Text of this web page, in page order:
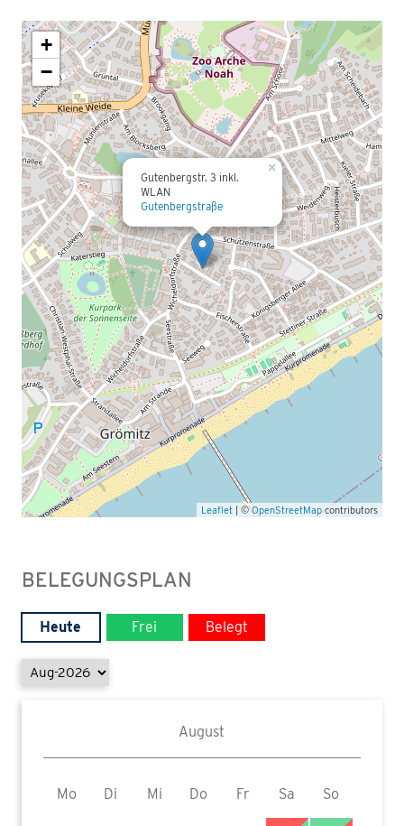
Gutenbergstr. 3 inkl.
WLAN
Gutenbergstraße
×
+
−
Leaflet | ©OpenStreetMap contributors
BELEGUNGSPLAN
Heute Frei Belegt
August
Mo Di Mi Do Fr Sa So